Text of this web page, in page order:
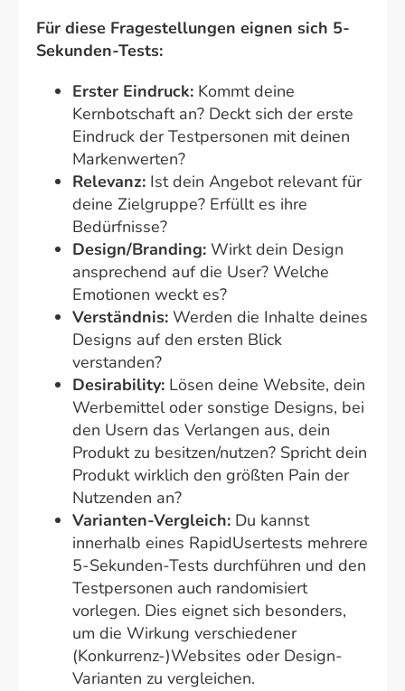
Für diese Fragestellungen eignen sich 5-
Sekunden-Tests:
Erster Eindruck: Kommt deine
Kernbotschaft an? Deckt sich der erste
Eindruck der Testpersonen mit deinen
Markenwerten?
Relevanz: Ist dein Angebot relevant für
deine Zielgruppe? Erfüllt es ihre
Bedürfnisse?
Design/Branding: Wirkt dein Design
ansprechend auf die User? Welche
Emotionen weckt es?
Verständnis: Werden die Inhalte deines
Designs auf den ersten Blick
verstanden?
Desirability: Lösen deine Website, dein
Werbemittel oder sonstige Designs, bei
den Usern das Verlangen aus, dein
Produkt zu besitzen/nutzen? Spricht dein
Produkt wirklich den größten Pain der
Nutzenden an?
Varianten-Vergleich: Du kannst
innerhalb eines RapidUsertests mehrere
5-Sekunden-Tests durchführen und den
Testpersonen auch randomisiert
vorlegen. Dies eignet sich besonders,
um die Wirkung verschiedener
(Konkurrenz-)Websites oder Design-
Varianten zu vergleichen.